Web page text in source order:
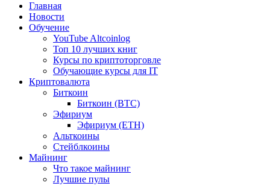
Главная
Новости
Обучение
YouTube Altcoinlog
Топ 10 лучших книг
Курсы по криптоторговле
Обучающие курсы для IT
Криптовалюта
Биткоин
Биткоин (BTC)
Эфириум
Эфириум (ETH)
Альткоины
Стейблкоины
Майнинг
Что такое майнинг
Лучшие пулы